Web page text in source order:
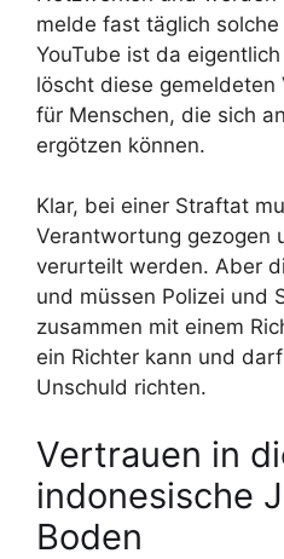
melde fast täglich
YouTube ist da
löscht diese gemeldeten
für Menschen, die sich
ergötzen können.
Klar, bei einer Straftat
Verantwortung gezogen
verurteilt werden. Aber
und müssen Polizei und
zusammen mit einem
ein Richter kann und
Unschuld richten.
Vertrauen in
indonesische
Boden